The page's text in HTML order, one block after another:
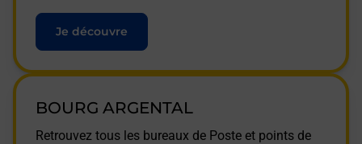
Je découvre
BOURG ARGENTAL
Retrouvez tous les bureaux de Poste et points de